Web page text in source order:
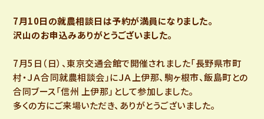
7月10日の就農相談日は予約が満員になりました。
沢山のお申込みありがとうございました。
7月5日（日）、東京交通会館で開催されました「長野県市町
村・ＪＡ合同就農相談会」にＪＡ上伊那、駒ヶ根市、飯島町との
合同ブース「信州 上伊那」として参加しました。
多くの方にご来場いただき、ありがとうございました。